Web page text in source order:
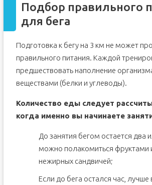
Подбор правильного
для бега
Подготовка к бегу на 3 км не может
правильного питания. Каждой
предшествовать наполнение
веществами (белки и углеводы).
Количество еды следует
когда именно вы начинаете
До занятия бегом остается два
можно полакомиться фруктами
нежирных сандвичей;
Если до бега остался час, лучше